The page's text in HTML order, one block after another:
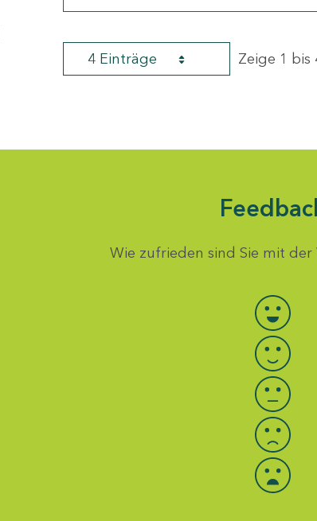
4 Einträge Zeige 1 bis
Wie zufrieden sind Sie mit der
Bewertung